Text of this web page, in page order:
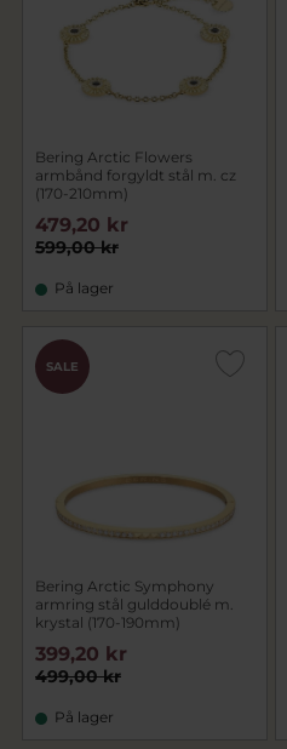
Bering Arctic Flowers
armbånd forgyldt stål m. cz
(170-210mm)
599,00 kr
479,20 kr
På lager
SALE
Bering Arctic Symphony
armring stål gulddoublé m.
krystal (170-190mm)
499,00 kr
399,20 kr
På lager